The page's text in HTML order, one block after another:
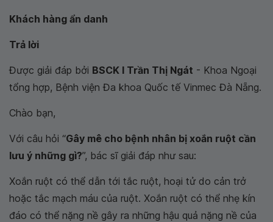
Khách hàng ẩn danh
Trả lời
Được giải đáp bởi BSCK I Trần Thị Ngát - Khoa Ngoại
tổng hợp, Bệnh viện Đa khoa Quốc tế Vinmec Đà Nẵng.
Chào bạn,
Với câu hỏi “Gây mê cho bệnh nhân bị xoắn ruột cần
lưu ý những gì?”, bác sĩ giải đáp như sau:
Xoắn ruột có thể dẫn tới tắc ruột, hoại tử do cản trở
hoặc tắc mạch máu của ruột. Xoắn ruột có thể nhẹ kín
đáo có thể nặng nề gây ra những hậu quả nặng nề của